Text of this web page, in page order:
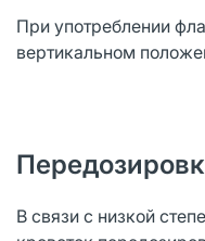
При употреблении
вертикальном
В связи с низкой